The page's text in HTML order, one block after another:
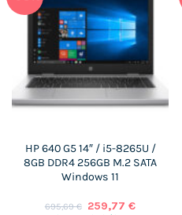
HP 640 G5 14″ / i5-8265U /
8GB DDR4 256GB M.2 SATA
Windows 11
695,69€ O
259,77€O